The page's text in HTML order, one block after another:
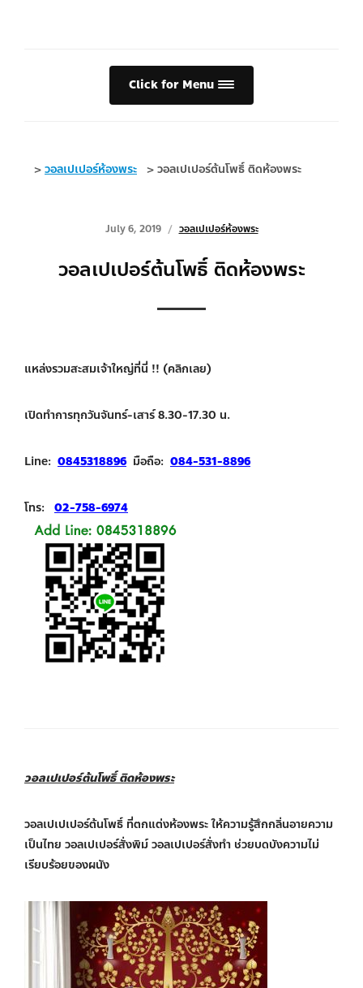
Click for Menu
>วอลเปเปอร์ห้องพระ >วอลเปเปอร์ต้นโพธิ์ ติดห้องพระ
July 6, 2019 วอลเปเปอร์ห้องพระ
วอลเปเปอร์ต้นโพธิ์ ติดห้องพระ
แหล่งรวมสะสมเจ้าใหญ่ที่นี่ !! (คลิกเลย)
เปิดทำการทุกวันจันทร์-เสาร์ 8.30-17.30 น.
Line: 0845318896 มือถือ: 084-531-8896
โทร: 02-758-6974
วอลเปเปอร์ต้นโพธิ์ ติดห้องพระ
วอลเปเปเปอร์ต้นโพธิ์ ที่ตกแต่งห้องพระ ให้ความรู้สึกกลิ่นอายความ
เป็นไทย วอลเปเปอร์สั่งพิม์ วอลเปเปอร์สั่งทำ ช่วยบดบังความไม่
เรียบร้อยของผนัง